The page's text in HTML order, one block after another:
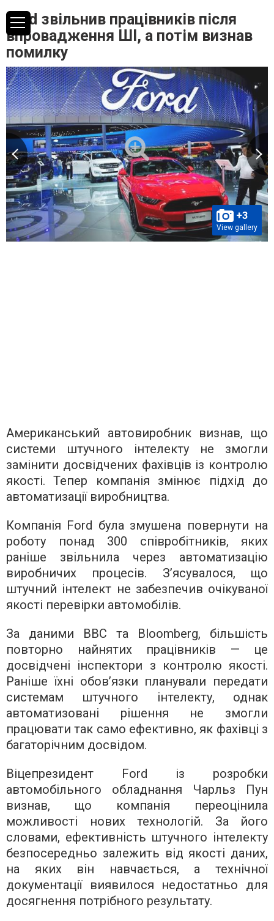
Ford звільнив працівників після
впровадження ШІ, а потім визнав
помилку
+3
View gallery
Американський автовиробник визнав, що
системи штучного інтелекту не змогли
замінити досвідчених фахівців із контролю
якості. Тепер компанія змінює підхід до
автоматизації виробництва.
Компанія Ford була змушена повернути на
роботу понад 300 співробітників, яких
раніше звільнила через автоматизацію
виробничих процесів. З’ясувалося, що
штучний інтелект не забезпечив очікуваної
якості перевірки автомобілів.
За даними BBC та Bloomberg, більшість
повторно найнятих працівників — це
досвідчені інспектори з контролю якості.
Раніше їхні обов’язки планували передати
системам штучного інтелекту, однак
автоматизовані рішення не змогли
працювати так само ефективно, як фахівці з
багаторічним досвідом.
Віцепрезидент Ford із розробки
автомобільного обладнання Чарльз Пун
визнав, що компанія переоцінила
можливості нових технологій. За його
словами, ефективність штучного інтелекту
безпосередньо залежить від якості даних,
на яких він навчається, а технічної
документації виявилося недостатньо для
досягнення потрібного результату.